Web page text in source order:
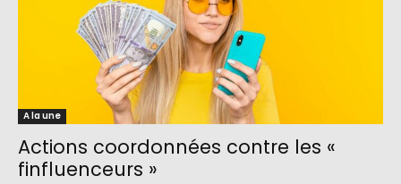
A la une
Actions coordonnées contre les «
finfluenceurs »